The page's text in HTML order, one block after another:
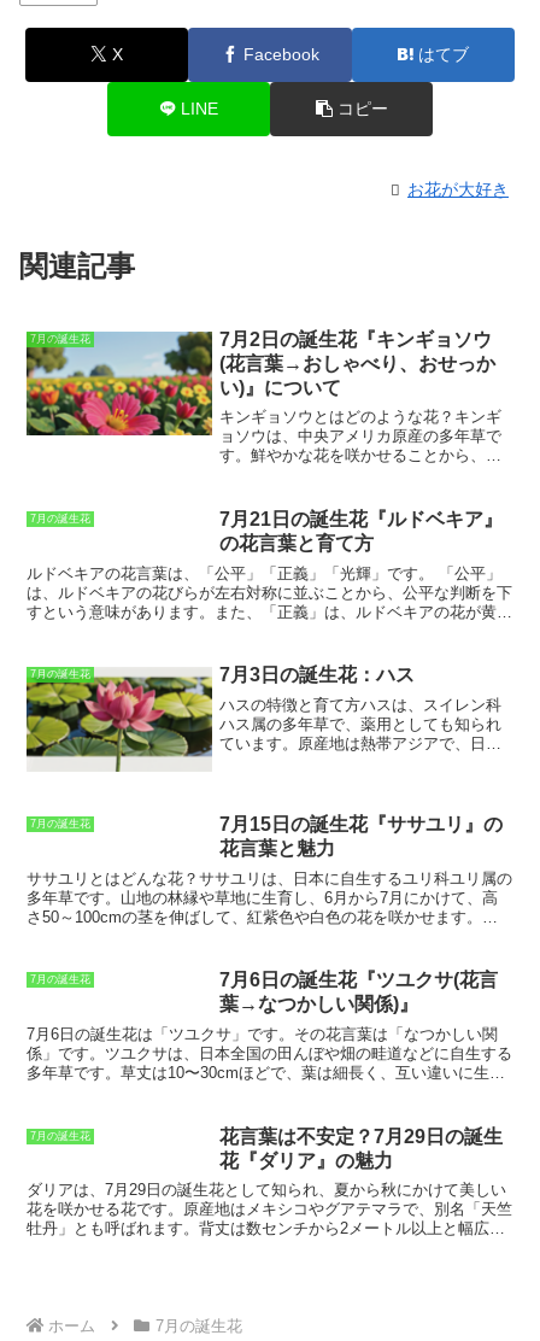
X Facebook はてブ
LINE コピー
お花が大好き
関連記事
7月の誕生花
7月2日の誕生花『キンギョソウ
(花言葉→おしゃべり、おせっか
い)』について
キンギョソウとはどのような花？ キンギ
ョソウは、中央アメリカ原産の多年草で
す。鮮やかな花を咲かせることから、観
上辺の花びらが長く、下辺の花びらが短
いのが特徴です。花色は、赤、ピンク、
黄色、オレンジなど、さまざまです。キ
ンギョソウの花は、花期が長く、夏から
秋にかけて次々と花を咲かせます。キン
ギョソウは、丈夫で育てやすい花です。
ことができます。種をまく時期は、春ま
たは秋です。種をまいたら、土に軽く覆
い、水をたっぷり与えます。キンギョソ
ウの苗が育ったら、花壇やプランターに
植え替えます。キンギョソウの育て方は
た、キンギョソウは高温多湿を好まない
ため、夏の間は涼しい場所で管理してく
ださい。
7月の誕生花
7月21日の誕生花『ルドベキア』
の花言葉と育て方
ルドベキアの花言葉は、「公平」「正義」「光輝」です。
「公平」
は、ルドベキアの花びらが左右対称に並ぶことから、公平な判断を下
すという意味があります。また、「正義」は、ルドベキアの花が黄色
のような光輝に満ちたという意味があります。ルドベキアの花言葉
は、その花の姿や色から由来しています。ルドベキアの花は、左右対
称に花びらが並び、花の色は黄色です。太陽に向いて咲く花の姿は、
人々に希望と元気をもたらします。
7月の誕生花 7月3日の誕生花：ハス
ハスの特徴と育て方ハスは、スイレン科
ハス属の多年草で、薬用としても知られ
ています。
原産地は熱帯アジアで、日本
ほどになり、表面は緑色で裏面は紫色を
しています。葉柄は長く、水面から1〜
2mほど伸びます。ハスの花は、初夏から
秋にかけて咲き、直径15〜20cmほどにな
ります。花色はピンク、白、黄色などが
あります。ハスの実は、蓮子と呼ばれて
ので、水辺で育てる必要があります。日
当たりの良い場所を選び、水深は10〜
30cmほどにします。肥料は、緩効性の化
成肥料を月に1回ほど与えます。ハスは、
病害虫に強い植物ですが、アブラムシや
ハダニが発生することがあります。見つ
うに注意が必要です。寒冷地では、屋内
で育てるか、越冬用のビニールハウスを
用意します。
7月の誕生花
7月15日の誕生花『ササユリ』の
花言葉と魅力
ササユリとはどんな花？ササユリは、日本に自生するユリ科ユリ属の
多年草です。山地の林縁や草地に生育し、6月から7月にかけて、高
さ50～100cmの茎を伸ばして、紅紫色や白色の花を咲かせます。
ササユリは、その可憐な花姿から、古くから親しまれてきた花で、和
歌や俳句にも詠まれてきました。
7月の誕生花
7月6日の誕生花『ツユクサ(花言
葉→なつかしい関係)』
7月6日の誕生花は「ツユクサ」です。 その花言葉は「なつかしい関
係」です。ツユクサは、日本全国の田んぼや畑の畦道などに自生する
多年草です。草丈は10〜30cmほどで、葉は細長く、互い違いに生え
係」は、ツユクサの可憐な花姿に由来しています。 ツユクサは、日本
の原風景を思わせる花であり、郷愁を誘う花です。また、ツユクサ
は、雨に濡れると花を開くことから、涙を連想させる花でもありま
す。ツユクサの花言葉「なつかしい関係」は、過去の恋人を思い出す
花言葉でもあります。ツユクサは、花壇や鉢植えでも簡単に育てるこ
とができます。日当たりの良い場所を好み、水はけの良い土壌を好む
7月の誕生花
花言葉は不安定？7月29日の誕生
花『ダリア』の魅力
ダリアは、7月29日の誕生花として知られ、夏から秋にかけて美しい
花を咲かせる花です。原産地はメキシコやグアテマラで、別名「天竺
牡丹」とも呼ばれます。背丈は数センチから2メートル以上と幅広
ポジティブな意味が多いですが、「移り気」「不安定」というネガテ
ホーム 7月の誕生花